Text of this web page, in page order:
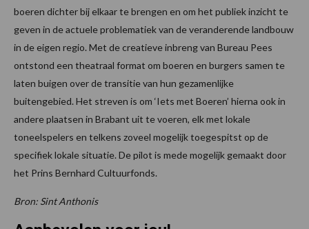
boeren dichter bij elkaar te brengen en om het publiek inzicht te
geven in de actuele problematiek van de veranderende landbouw
in de eigen regio. Met de creatieve inbreng van Bureau Pees
ontstond een theatraal format om boeren en burgers samen te
laten buigen over de transitie van hun gezamenlijke
buitengebied. Het streven is om ‘Iets met Boeren’ hierna ook in
andere plaatsen in Brabant uit te voeren, elk met lokale
toneelspelers en telkens zoveel mogelijk toegespitst op de
specifiek lokale situatie. De pilot is mede mogelijk gemaakt door
het Prins Bernhard Cultuurfonds.
Bron: Sint Anthonis